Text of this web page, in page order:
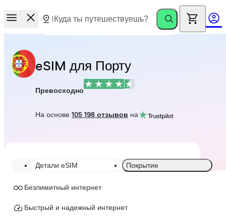
eSIM для Порту
Превосходно
На основе 105 198 отзывов на
Детали eSIM Покрытие
Безлимитный интернет
Быстрый и надежный интернет